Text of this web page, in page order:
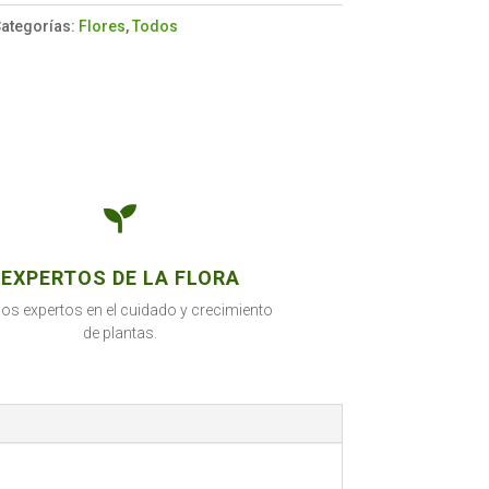
Flores,Todos

EXPERTOS DE LA FLORA
expertos en el cuidado y crecimiento
de plantas.